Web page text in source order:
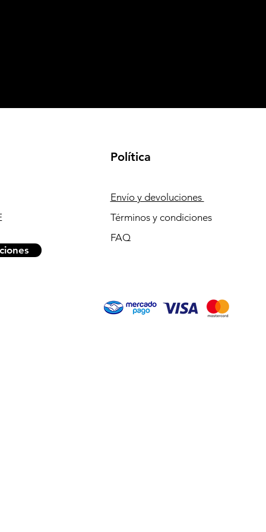
Política
Envío y devoluciones
Términos y condiciones
FAQ